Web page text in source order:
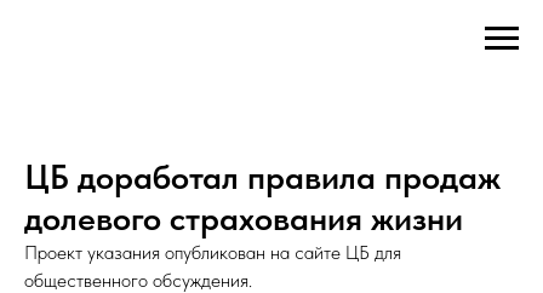
ЦБ доработал правила продаж
долевого страхования жизни
Проект указания опубликован на сайте ЦБ для
общественного обсуждения.